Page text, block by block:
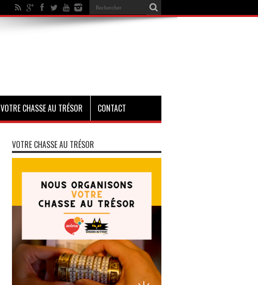
VOTRE CHASSE AU TRÉSOR CONTACT
VOTRE CHASSE AU TRÉSOR